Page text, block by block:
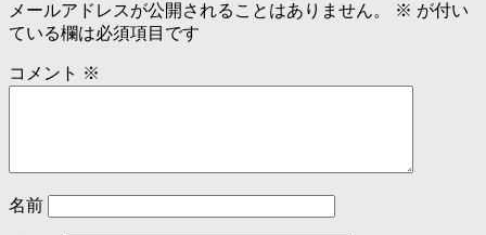
メールアドレスが公開されることはありません。 ※ が付い
ている欄は必須項目です
コメント ※
名前